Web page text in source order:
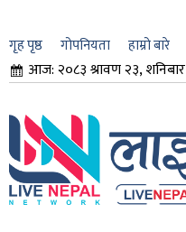
गृह पृष्ठ गोपनियता हाम्रो बारे
आज: २०८३ श्रावण २३, शनिबार